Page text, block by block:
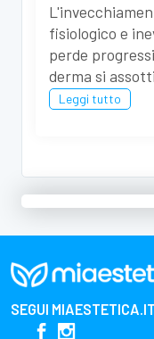
fisiologico e
perde
derma si
Leggi tutto
SEGUI MIAESTETICA.IT